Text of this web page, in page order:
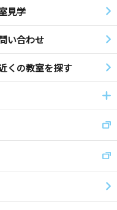
見学
い合わせ
くの教室を探す